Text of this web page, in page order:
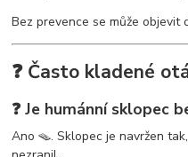
Bez prevence se může objevit
❓ Často kladené
❓ Je humánní sklopec
Ano 🪤. Sklopec je navržen